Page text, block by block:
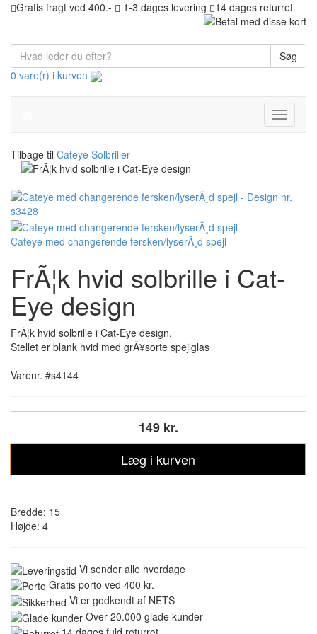
Gratis fragt ved 400.- 1-3 dages levering 14 dages returret
Søg
0 vare(r) i kurven
Toggle
Tilbage til Cateye Solbriller
Cateye med changerende fersken/lyserÃ¸d spejl
FrÃ¦k hvid solbrille i Cat-
Eye design
FrÃ¦k hvid solbrille i Cat-Eye design.
Stellet er blank hvid med grÃ¥sorte spejlglas
Varenr. #s4144
149 kr.
Læg i kurven
Bredde: 15
Højde: 4
Vi sender alle hverdage
Gratis porto ved 400 kr.
Vi er godkendt af NETS
Over 20.000 glade kunder